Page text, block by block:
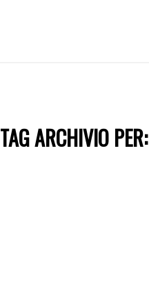
TAG ARCHIVIO PER: